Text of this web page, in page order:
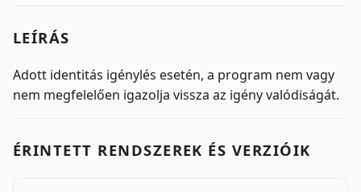
LEÍRÁS
Adott identitás igénylés esetén, a program nem vagy
nem megfelelően igazolja vissza az igény valódiságát.
ÉRINTETT RENDSZEREK ÉS VERZIÓIK